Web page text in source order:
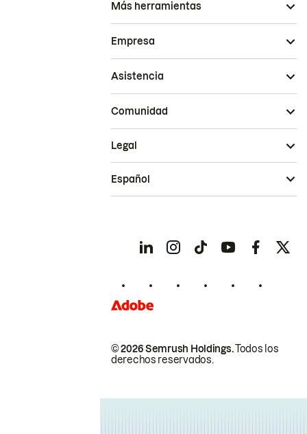
Más herramientas
Empresa
Asistencia
Comunidad
© 2026 Semrush Holdings.Todos los
derechos reservados.
Legal
Español